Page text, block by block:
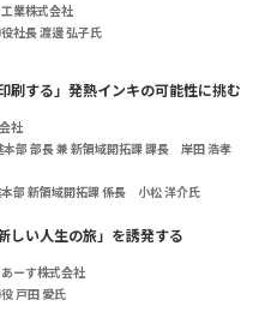
業株式会社
社長 渡邊 弘子氏
刷する」発熱インキの可能性に挑む
社
本部 部長 兼 新領域開拓課 課長 岸田 浩孝
部 新領域開拓課 係長 小松 洋介氏
しい人生の旅」を誘発する
ーす株式会社
戸田 愛氏